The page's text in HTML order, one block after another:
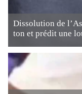
Dissolution de
ton et prédit une